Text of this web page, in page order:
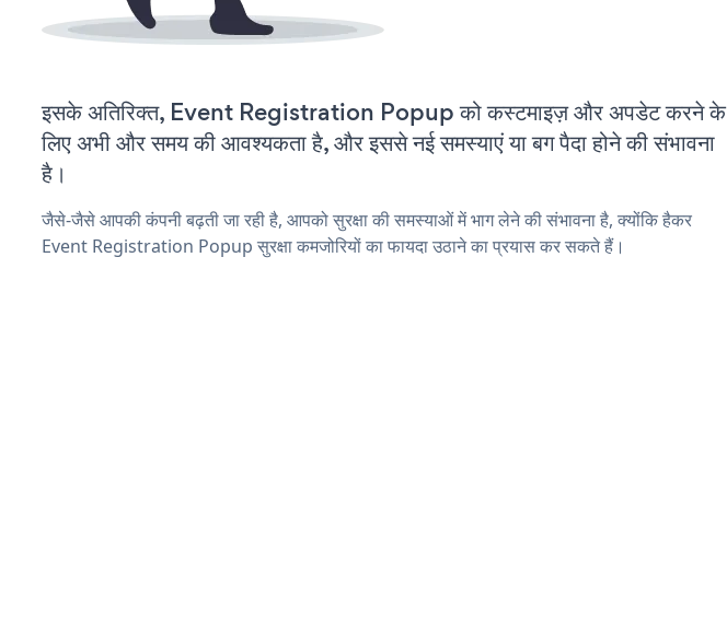
इसके अतिरिक्त, Event Registration Popup को कस्टमाइज़ और अपडेट करने के
लिए अभी और समय की आवश्यकता है, और इससे नई समस्याएं या बग पैदा होने की संभावना
है।
जैसे-जैसे आपकी कंपनी बढ़ती जा रही है, आपको सुरक्षा की समस्याओं में भाग लेने की संभावना है, क्योंकि हैकर
Event Registration Popup सुरक्षा कमजोरियों का फायदा उठाने का प्रयास कर सकते हैं।